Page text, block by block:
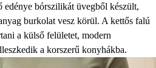
bórszilikát üvegből készült,
burkolat vesz körül. A kettős falú
a külső felületet, modern
a korszerű konyhákba.